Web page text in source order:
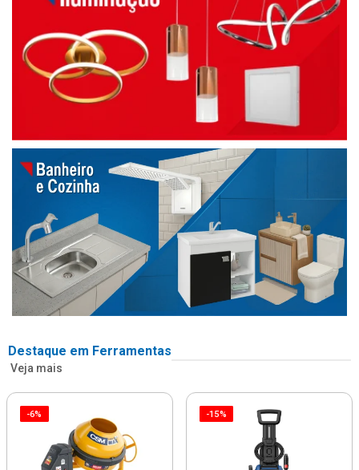
Destaque em Ferramentas
Veja mais
-6% -15%